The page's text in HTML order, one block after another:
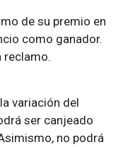
de su premio en
como ganador.
reclamo.
variación del
ser canjeado
no podrá